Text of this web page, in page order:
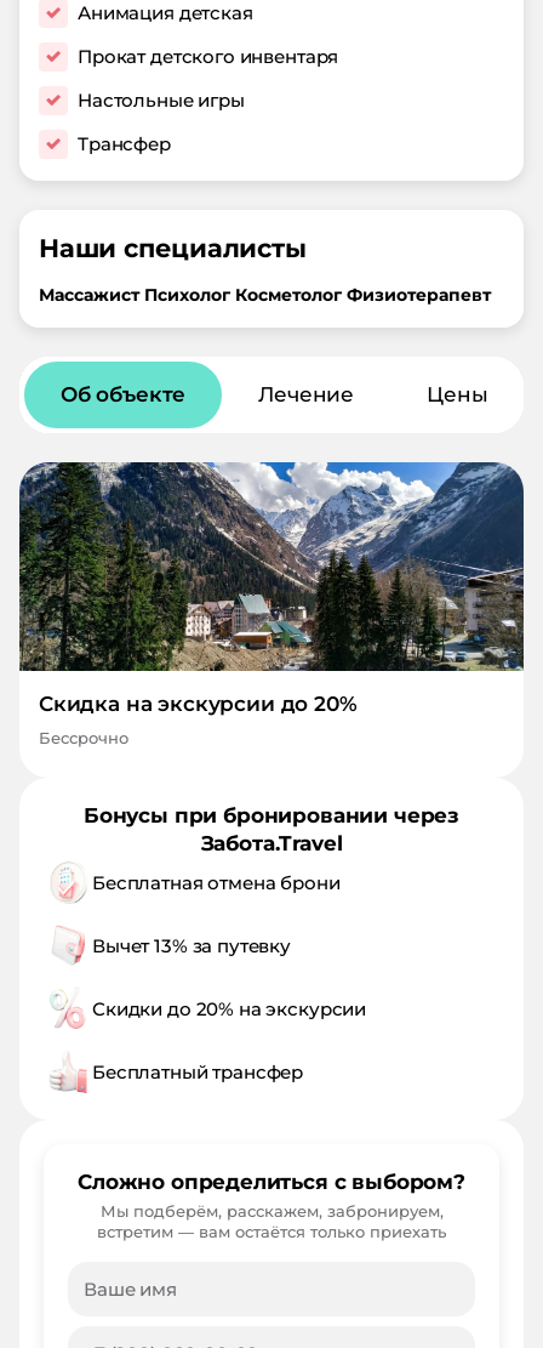
Анимация детская
Прокат детского инвентаря
Настольные игры
Трансфер
Наши специалисты
Массажист Психолог Косметолог Физиотерапевт
Об объекте Лечение Цены
Скидка на экскурсии до 20%
Бессрочно
Бонусы при бронировании через
Забота.Travel
Бесплатная отмена брони
Вычет 13% за путевку
Скидки до 20% на экскурсии
Бесплатный трансфер
Сложно определиться с выбором?
Мы подберём, расскажем, забронируем,
встретим — вам остаётся только приехать